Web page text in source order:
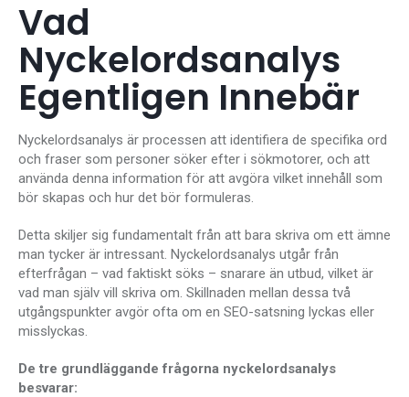
Vad
Nyckelordsanalys
Egentligen Innebär
Nyckelordsanalys är processen att identifiera de specifika ord
och fraser som personer söker efter i sökmotorer, och att
använda denna information för att avgöra vilket innehåll som
bör skapas och hur det bör formuleras.
Detta skiljer sig fundamentalt från att bara skriva om ett ämne
man tycker är intressant. Nyckelordsanalys utgår från
efterfrågan – vad faktiskt söks – snarare än utbud, vilket är
vad man själv vill skriva om. Skillnaden mellan dessa två
utgångspunkter avgör ofta om en SEO-satsning lyckas eller
misslyckas.
De tre grundläggande frågorna nyckelordsanalys
besvarar: